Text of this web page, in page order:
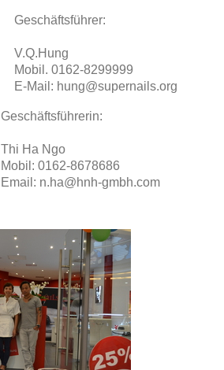
Geschäftsführer:
V.Q.Hung
Mobil. 0162-8299999
E-Mail: hung@supernails.org
Geschäftsführerin:
Thi Ha Ngo
Mobil: 0162-8678686
Email: n.ha@hnh-gmbh.com